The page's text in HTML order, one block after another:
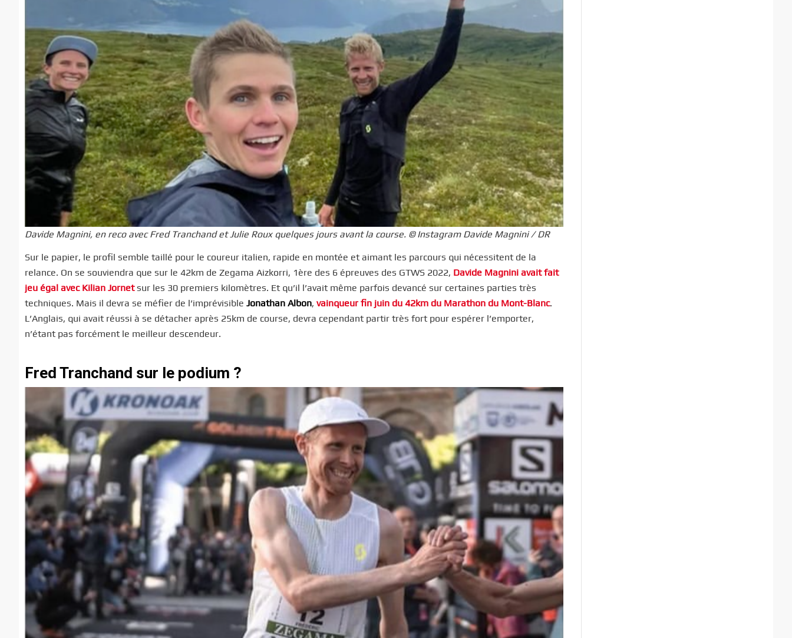
Davide Magnini, en reco avec Fred Tranchand et Julie Roux quelques jours avant la course. © Instagram Davide Magnini / DR
Sur le papier, le profil semble taillé pour le coureur italien, rapide en montée et aimant les parcours qui nécessitent de la
relance. On se souviendra que sur le 42km de Zegama Aizkorri, 1ère des 6 épreuves des GTWS 2022, Davide Magnini avait fait
jeu égal avec Kilian Jornetsur les 30 premiers kilomètres. Et qu’il l’avait même parfois devancé sur certaines parties très
techniques. Mais il devra se méfier de l’imprévisible Jonathan Albon, vainqueur fin juin du 42km du Marathon du Mont-Blanc.
L’Anglais, qui avait réussi à se détacher après 25km de course, devra cependant partir très fort pour espérer l’emporter,
n’étant pas forcément le meilleur descendeur.
Fred Tranchand sur le podium ?